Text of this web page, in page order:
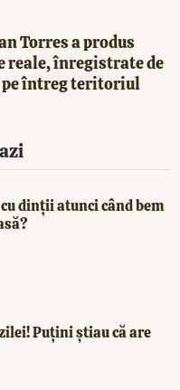
Torres a produs
reale, înregistrate de
întreg teritoriul
dinții atunci când bem
Puţini ştiau că are